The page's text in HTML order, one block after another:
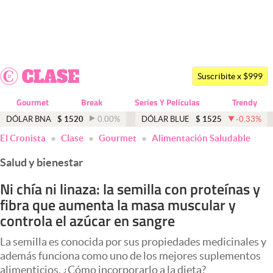
Dólar
Economía y Política
Finanzas y Mercados
Mercados Online
Negocios
Columnistas
Apertura
Suscribite x $999
Gourmet Break Series Y Peliculas Trendy
DÓLAR BNA $ 1520 0.00% DÓLAR BLUE $ 1525 -0.33%
El Cronista Clase Gourmet Alimentación Saludable
Salud y bienestar
Ni chía ni linaza: la semilla con proteínas y
fibra que aumenta la masa muscular y
controla el azúcar en sangre
La semilla es conocida por sus propiedades medicinales y
además funciona como uno de los mejores suplementos
alimenticios. ¿Cómo incorporarlo a la dieta?